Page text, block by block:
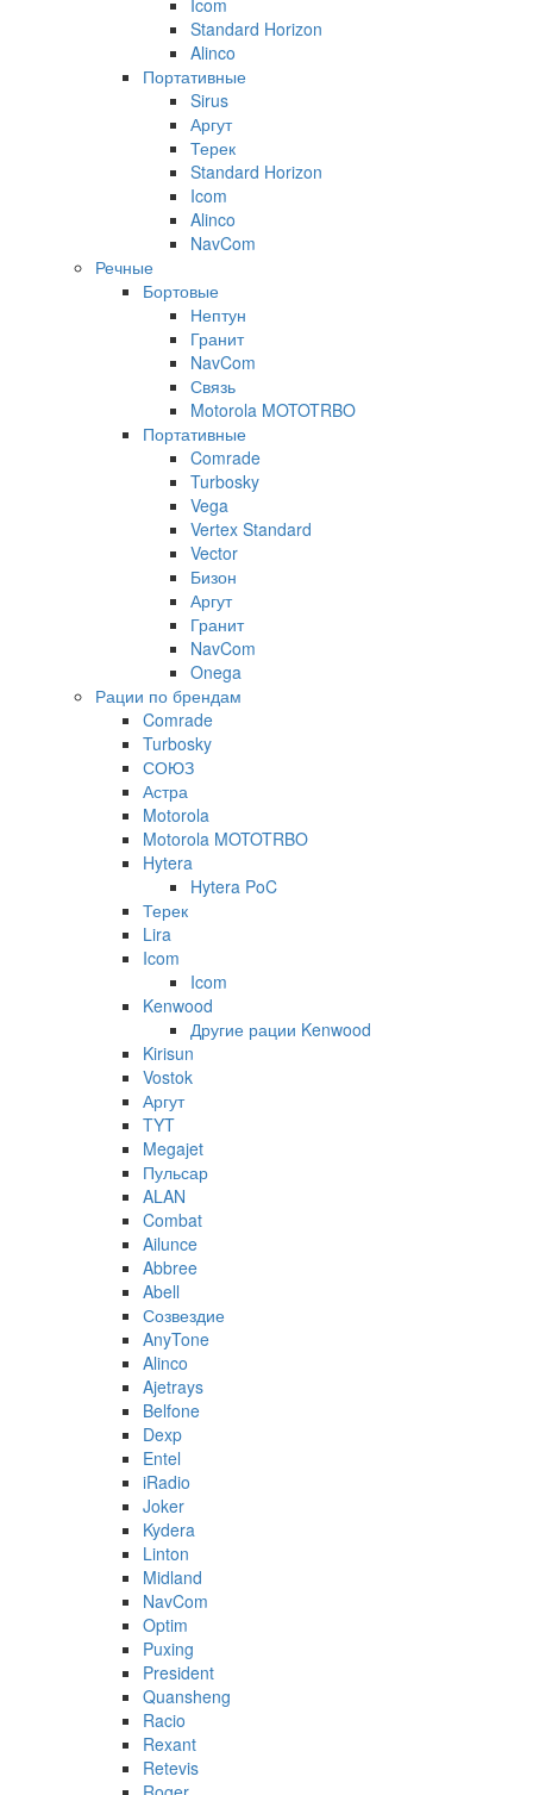
Standard Horizon
Alinco
Портативные
Sirus
Аргут
Терек
Standard Horizon
Icom
Alinco
NavCom
Речные
Бортовые
Нептун
Гранит
NavCom
Связь
Motorola MOTOTRBO
Портативные
Comrade
Turbosky
Vega
Vertex Standard
Vector
Бизон
Аргут
Гранит
NavCom
Onega
Рации по брендам
Comrade
Turbosky
СОЮЗ
Астра
Motorola
Motorola MOTOTRBO
Hytera
Hytera PoC
Терек
Lira
Icom
Icom
Kenwood
Другие рации Kenwood
Kirisun
Vostok
Аргут
TYT
Megajet
Пульсар
ALAN
Combat
Ailunce
Abbree
Abell
Созвездие
AnyTone
Alinco
Ajetrays
Belfone
Dexp
Entel
iRadio
Joker
Kydera
Linton
Midland
NavCom
Optim
Puxing
President
Quansheng
Racio
Rexant
Retevis